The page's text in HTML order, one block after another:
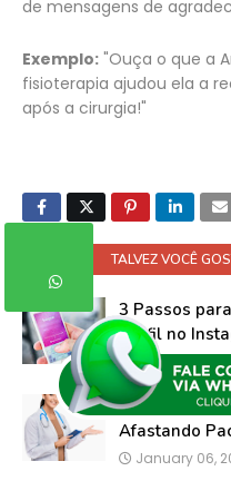
de mensagens de
Exemplo: "Ouça o que a
fisioterapia ajudou ela a
após a cirurgia!"
TALVEZ VOCÊ
3 Passos
Perfil no
January 08,
7 Sinais de
Afastando
January 06,